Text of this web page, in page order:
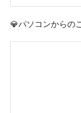
💎パソコンからの